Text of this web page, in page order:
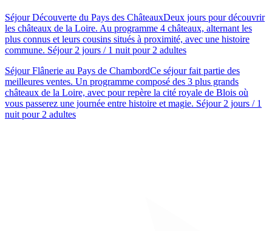
Séjour Découverte du Pays des ChâteauxDeux jours pour découvrir
les châteaux de la Loire. Au programme 4 châteaux, alternant les
plus connus et leurs cousins situés à proximité, avec une histoire
commune. Séjour 2 jours / 1 nuit pour 2 adultes
Séjour Flânerie au Pays de ChambordCe séjour fait partie des
meilleures ventes. Un programme composé des 3 plus grands
châteaux de la Loire, avec pour repère la cité royale de Blois où
vous passerez une journée entre histoire et magie. Séjour 2 jours / 1
nuit pour 2 adultes